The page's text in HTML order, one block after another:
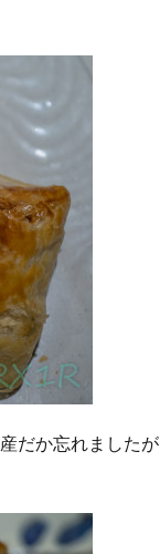
だか忘れましたが